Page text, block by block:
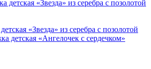
«Звезда» из серебра с позолотой